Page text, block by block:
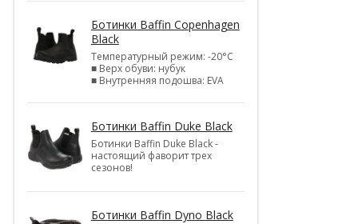
Ботинки Baffin Copenhagen
Black
Температурный режим: -20°С
■ Верх обуви: нубук
■ Внутренняя подошва: EVA
Ботинки Baffin Duke Black
Ботинки Baffin Duke Black -
настоящий фаворит трех
сезонов!
Ботинки Baffin Dyno Black